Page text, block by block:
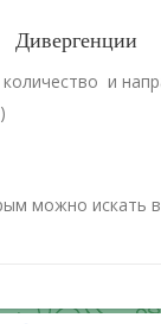
Дивергенции
и
можно искать